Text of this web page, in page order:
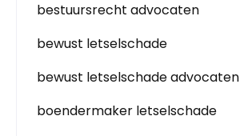
bestuursrecht advocaten
bewust letselschade
bewust letselschade advocaten
boendermaker letselschade